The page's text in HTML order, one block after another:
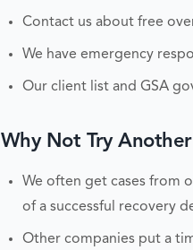
Contact us about free
We have emergency
Our client list and GSA
Why Not Try
We often get cases from
of a successful recovery
Other companies put a